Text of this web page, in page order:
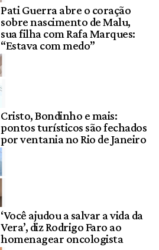
Pati Guerra abre o coração
sobre nascimento de Malu,
sua filha com Rafa Marques:
“Estava com medo”
Cristo, Bondinho e mais:
pontos turísticos são fechados
por ventania no Rio de Janeiro
‘Você ajudou a salvar a vida da
Vera’, diz Rodrigo Faro ao
homenagear oncologista